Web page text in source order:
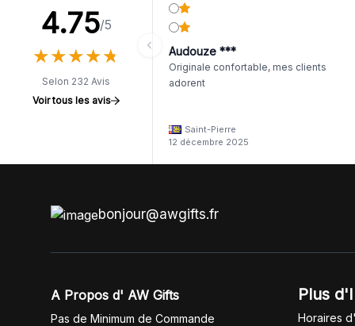
4.75/5
★★★★★
★★★★★
Selon 232 Avis
Voir tous les avis
Audouze ***
Originale confortable, mes clients
adorent
Saint-Pierre
12 décembre 2025
bonjour@awgifts.fr
A Propos d' AW Gifts
Pas de Minimum de Commande
Plus
Horaires